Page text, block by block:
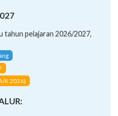
tahun pelajaran 2026/2027,
K 2026)